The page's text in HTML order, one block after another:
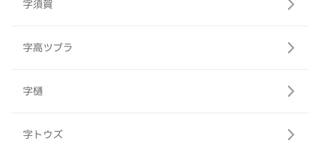
字須賀
字高ツブラ
字樋
字トウズ